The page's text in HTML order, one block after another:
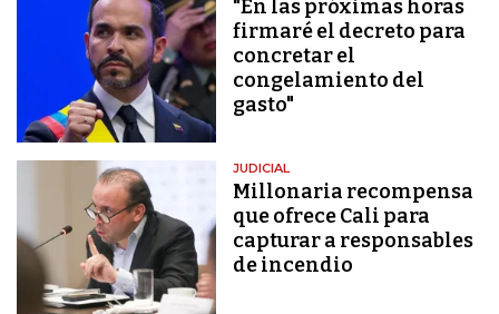
"En las próximas horas
firmaré el decreto para
concretar el
congelamiento del
gasto"
JUDICIAL
Millonaria recompensa
que ofrece Cali para
capturar a responsables
de incendio